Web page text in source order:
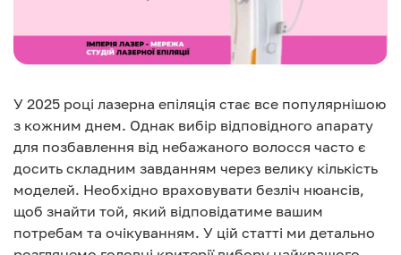
У 2025 році лазерна епіляція стає все популярнішою
з кожним днем. Однак вибір відповідного апарату
для позбавлення від небажаного волосся часто є
досить складним завданням через велику кількість
моделей. Необхідно враховувати безліч нюансів,
щоб знайти той, який відповідатиме вашим
потребам та очікуванням. У цій статті ми детально